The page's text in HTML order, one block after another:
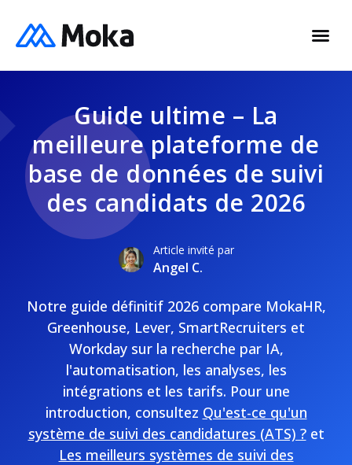
Guide ultime – La
meilleure plateforme de
base de données de suivi
des candidats de 2026
Article invité par
Angel C.
Notre guide définitif 2026 compare MokaHR,
Greenhouse, Lever, SmartRecruiters et
Workday sur la recherche par IA,
l'automatisation, les analyses, les
intégrations et les tarifs. Pour une
introduction, consultez Qu'est-ce qu'un
système de suivi des candidatures (ATS) ?et
Les meilleurs systèmes de suivi des